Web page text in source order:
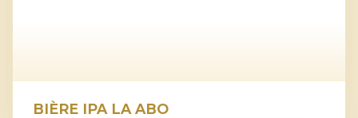
BIÈRE IPA LA ABO